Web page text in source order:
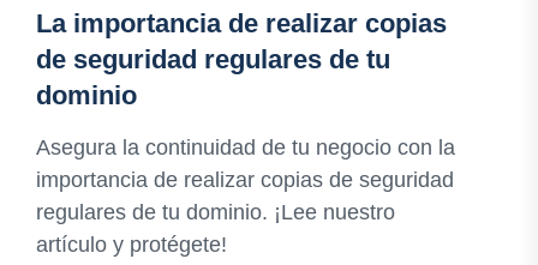
La importancia de realizar copias
de seguridad regulares de tu
dominio
Asegura la continuidad de tu negocio con la
importancia de realizar copias de seguridad
regulares de tu dominio. ¡Lee nuestro
artículo y protégete!